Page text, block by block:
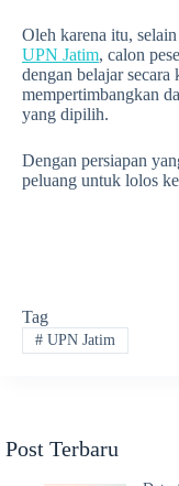
Oleh karena itu,
UPN Jatim, calon
dengan belajar
mempertimbangkan
yang dipilih.
Dengan persiapan
peluang untuk lolos ke
Tag
#UPN Jatim
Post Terbaru